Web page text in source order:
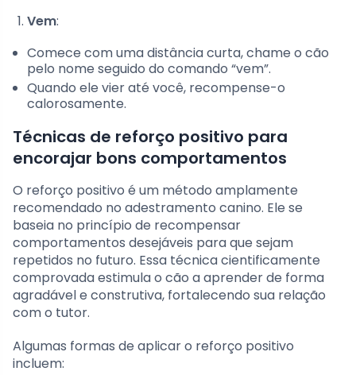
Vem:
Comece com uma distância curta, chame o cão
pelo nome seguido do comando “vem”.
Quando ele vier até você, recompense-o
calorosamente.
Técnicas de reforço positivo para
encorajar bons comportamentos
O reforço positivo é um método amplamente
recomendado no adestramento canino. Ele se
baseia no princípio de recompensar
comportamentos desejáveis para que sejam
repetidos no futuro. Essa técnica cientificamente
comprovada estimula o cão a aprender de forma
agradável e construtiva, fortalecendo sua relação
com o tutor.
Algumas formas de aplicar o reforço positivo
incluem: